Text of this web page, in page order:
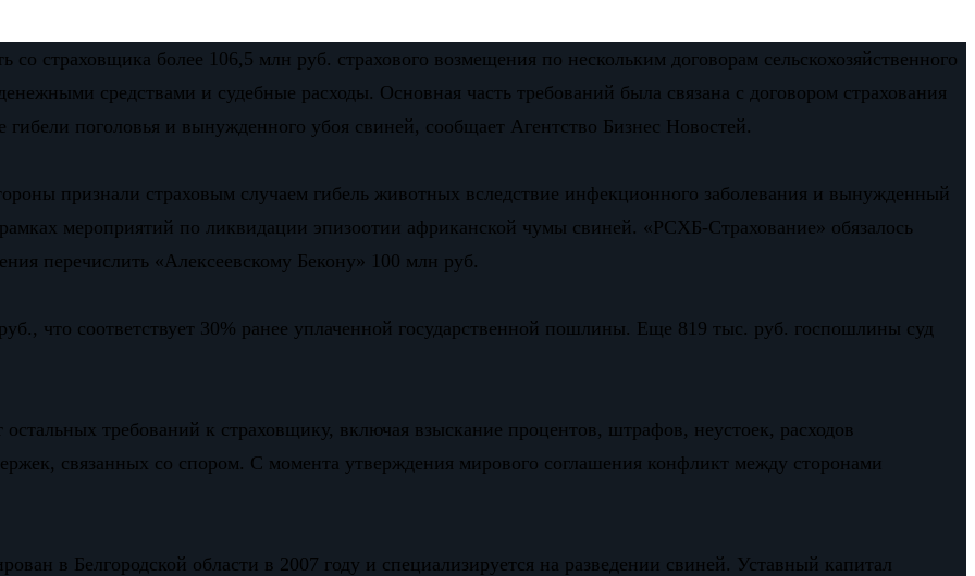
со страховщика более 106,5 млн руб. страхового возмещения по нескольким договорам сельскохозяйственного
средствами и судебные расходы. Основная часть требований была связана с договором страхования
поголовья и вынужденного убоя свиней, сообщает Агентство Бизнес Новостей.
признали страховым случаем гибель животных вследствие инфекционного заболевания и вынужденный
мероприятий по ликвидации эпизоотии африканской чумы свиней. «РСХБ-Страхование» обязалось
перечислить «Алексеевскому Бекону» 100 млн руб.
что соответствует 30% ранее уплаченной государственной пошлины. Еще 819 тыс. руб. госпошлины суд
требований к страховщику, включая взыскание процентов, штрафов, неустоек, расходов
связанных со спором. С момента утверждения мирового соглашения конфликт между сторонами
в Белгородской области в 2007 году и специализируется на разведении свиней. Уставный капитал